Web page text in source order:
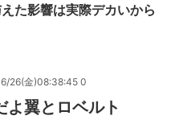
た影響は実際デカいから
26(金)08:38:45 0
よ翼とロベルト